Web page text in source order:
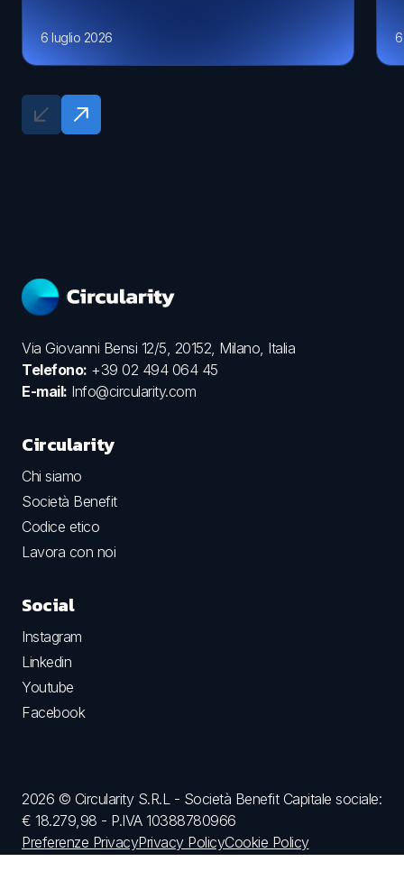
6 luglio 2026
Via Giovanni Bensi 12/5, 20152, Milano, Italia
Telefono: +39 02 494 064 45
E-mail: Info@circularity.com
Circularity
Chi siamo
Società Benefit
Codice etico
Lavora con noi
Social
Instagram
Linkedin
Youtube
Facebook
2026 © Circularity S.R.L - Società Benefit Capitale sociale:
€ 18.279,98 - P.IVA 10388780966
Preferenze PrivacyPrivacy PolicyCookie Policy